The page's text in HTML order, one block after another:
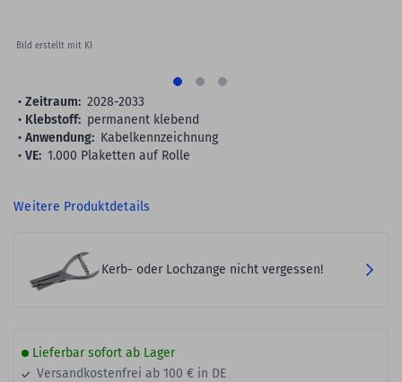
Bild erstellt mit KI
Zeitraum: 2028-2033
Klebstoff: permanent klebend
Anwendung: Kabelkennzeichnung
VE: 1.000 Plaketten auf Rolle
Weitere Produktdetails
Kerb- oder Lochzange nicht vergessen!
Lieferbar sofort ab Lager
Versandkostenfrei ab 100 € in DE